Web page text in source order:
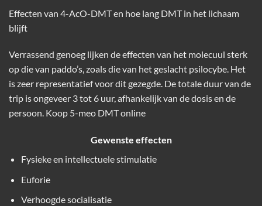
Effecten van 4-AcO-DMT en hoe lang DMT in het lichaam
blijft
Verrassend genoeg lijken de effecten van het molecuul sterk
op die van paddo’s, zoals die van het geslacht psilocybe. Het
is zeer representatief voor dit gezegde. De totale duur van de
trip is ongeveer 3 tot 6 uur, afhankelijk van de dosis en de
persoon. Koop 5-meo DMTonline
Gewenste effecten
Fysieke en intellectuele stimulatie
Euforie
Verhoogde socialisatie